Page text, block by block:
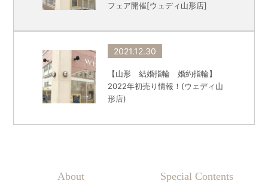
フェア開催[ウェディ山形店]
2021.12.30
【山形 結婚指輪 婚約指輪】
2022年初売り情報！(ウェディ山
形店)
About Special Contents